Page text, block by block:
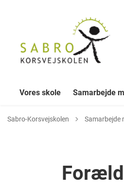
Vores skole Samarbejde
Sabro-Korsvejskolen Tilbage til
Samarbejde